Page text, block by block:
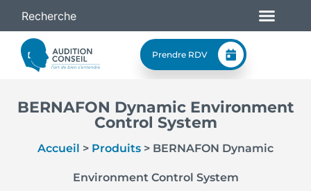
Prendre RDV
BERNAFON Dynamic Environment
Control System
Accueil > Produits > BERNAFON Dynamic
Environment Control System